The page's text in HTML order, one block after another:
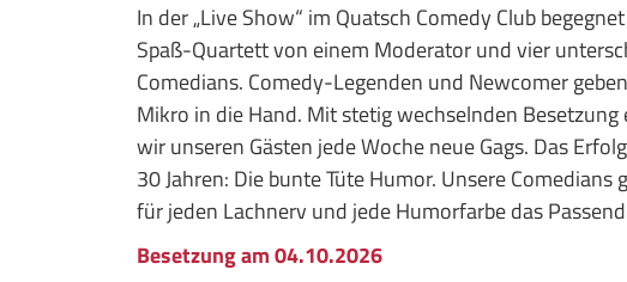
In der „Live Show“ im Quatsch Comedy Club
Spaß-Quartett von einem Moderator und vier
Comedians. Comedy-Legenden und Newcomer
Mikro in die Hand. Mit stetig wechselnden Besetzung
wir unseren Gästen jede Woche neue Gags. Das
30 Jahren: Die bunte Tüte Humor. Unsere Comedians
für jeden Lachnerv und jede Humorfarbe das
Besetzung am 04.10.2026